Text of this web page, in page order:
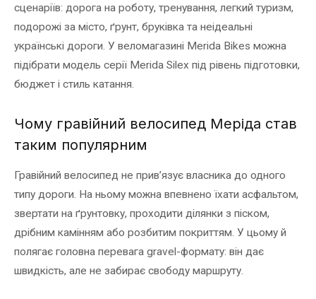
сценаріїв: дорога на роботу, тренування, легкий туризм,
подорожі за місто, ґрунт, бруківка та неідеальні
українські дороги. У веломагазині Merida Bikes можна
підібрати модель серії Merida Silex під рівень підготовки,
бюджет і стиль катання.
Чому гравійний велосипед Меріда став
таким популярним
Гравійний велосипед не прив’язує власника до одного
типу дороги. На ньому можна впевнено їхати асфальтом,
звертати на ґрунтовку, проходити ділянки з піском,
дрібним камінням або розбитим покриттям. У цьому й
полягає головна перевага gravel-формату: він дає
швидкість, але не забирає свободу маршруту.